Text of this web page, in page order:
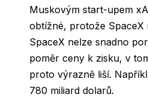
Muskovým start-upem
obtížné, protože
SpaceX nelze snadno
poměr ceny k zisku, v
proto výrazně liší.
780 miliard dolarů.